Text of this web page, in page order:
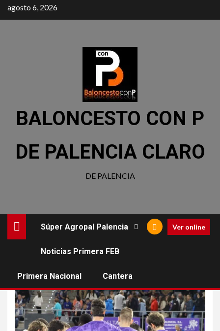
agosto 6, 2026
BALONCESTO CON P
DE PALENCIA CLARO
DE PALENCIA
Súper Agropal Palencia
Noticias Primera FEB
Primera Nacional Cantera
Ver online